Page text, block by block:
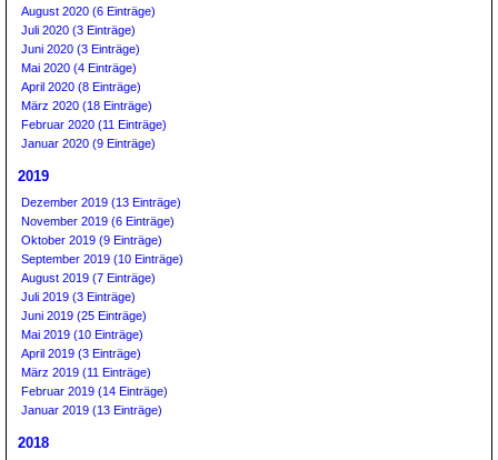
August 2020 (6 Einträge)
Juli 2020 (3 Einträge)
Juni 2020 (3 Einträge)
Mai 2020 (4 Einträge)
April 2020 (8 Einträge)
März 2020 (18 Einträge)
Februar 2020 (11 Einträge)
Januar 2020 (9 Einträge)
2019
Dezember 2019 (13 Einträge)
November 2019 (6 Einträge)
Oktober 2019 (9 Einträge)
September 2019 (10 Einträge)
August 2019 (7 Einträge)
Juli 2019 (3 Einträge)
Juni 2019 (25 Einträge)
Mai 2019 (10 Einträge)
April 2019 (3 Einträge)
März 2019 (11 Einträge)
Februar 2019 (14 Einträge)
Januar 2019 (13 Einträge)
2018